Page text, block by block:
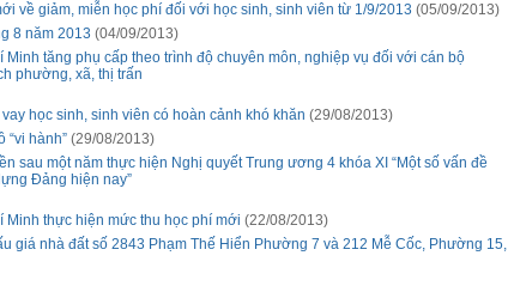
về giảm, miễn học phí đối với học sinh, sinh viên từ 1/9/2013 (05/09/2013)
8 năm 2013 (04/09/2013)
Minh tăng phụ cấp theo trình độ chuyên môn, nghiệp vụ đối với cán bộ
phường, xã, thị trấn
học sinh, sinh viên có hoàn cảnh khó khăn (29/08/2013)
“vi hành” (29/08/2013)
sau một năm thực hiện Nghị quyết Trung ương 4 khóa XI “Một số vấn đề
Đảng hiện nay”
Minh thực hiện mức thu học phí mới (22/08/2013)
giá nhà đất số 2843 Phạm Thế Hiển Phường 7 và 212 Mễ Cốc, Phường 15,